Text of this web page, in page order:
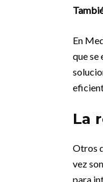
En
que se
La
Otros
vez
para